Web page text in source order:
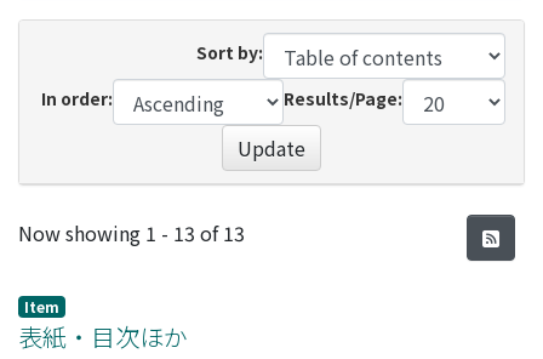
Sort by:
In order:
Results/Page:
Update
Recent Submissions
Now showing 1 - 13 of 13
Item
表紙・目次ほか